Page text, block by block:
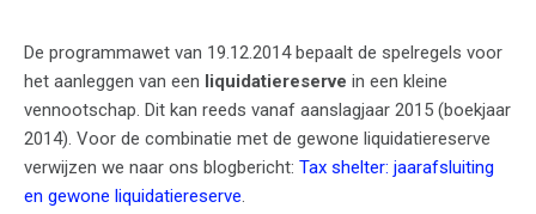
De programmawet van 19.12.2014 bepaalt de spelregels voor
het aanleggen van een liquidatiereserve in een kleine
vennootschap. Dit kan reeds vanaf aanslagjaar 2015 (boekjaar
2014). Voor de combinatie met de gewone liquidatiereserve
verwijzen we naar ons blogbericht: Tax shelter: jaarafsluiting
en gewone liquidatiereserve.